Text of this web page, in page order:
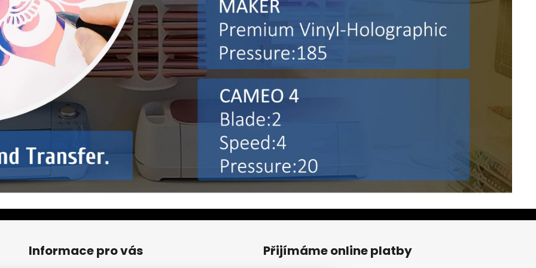
Informace pro vás Přijímáme online platby